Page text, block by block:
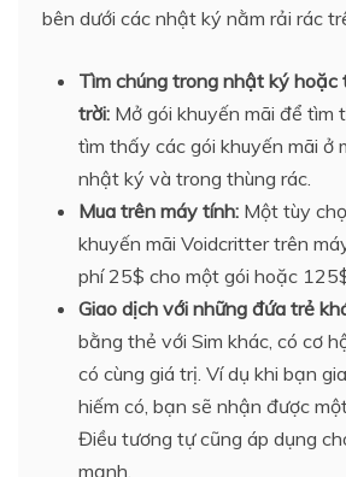
bên dưới các nhật ký nằm rải rác
Tìm chúng trong nhật ký hoặc
trời: Mở gói khuyến mãi để tìm
tìm thấy các gói khuyến mãi ở
nhật ký và trong thùng rác.
Mua trên máy tính: Một tùy
khuyến mãi Voidcritter trên
phí 25$ cho một gói hoặc
Giao dịch với những đứa trẻ
bằng thẻ với Sim khác, có cơ
có cùng giá trị. Ví dụ khi bạn
hiếm có, bạn sẽ nhận được
Điều tương tự cũng áp dụng
mạnh.